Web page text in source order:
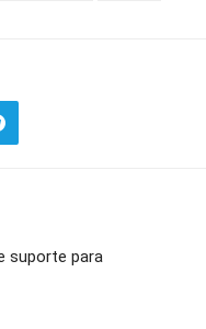
suporte para